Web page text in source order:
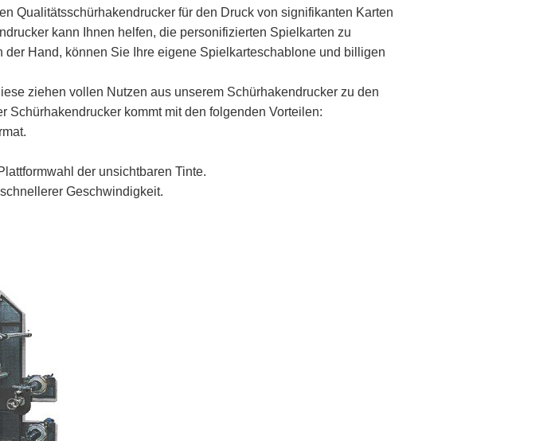
Qualitätsschürhakendrucker für den Druck von signifikanten Karten
kann Ihnen helfen, die personifizierten Spielkarten zu
Hand, können Sie Ihre eigene Spielkarteschablone und billigen
ziehen vollen Nutzen aus unserem Schürhakendrucker zu den
kommt mit den folgenden Vorteilen:
der unsichtbaren Tinte.
Geschwindigkeit.